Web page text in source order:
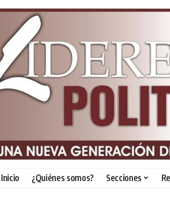
Inicio ¿Quiénes somos? Secciones